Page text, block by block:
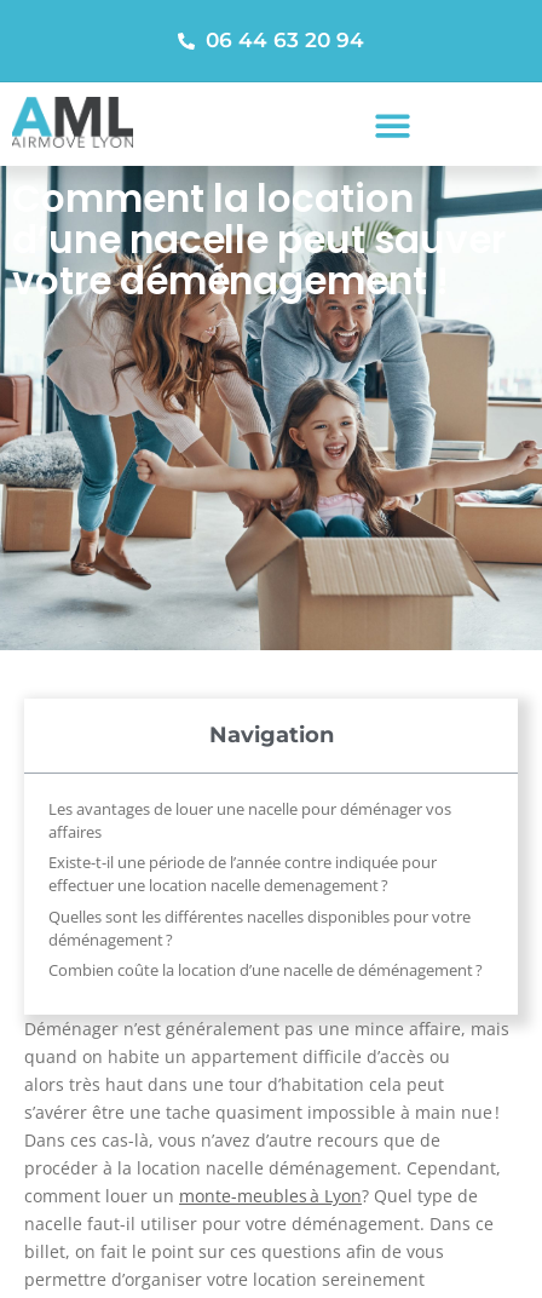
06 44 63 20 94
Comment la location
d’une nacelle peut sauver
votre déménagement !
Navigation
Les avantages de louer une nacelle pour déménager vos
affaires
Existe-t-il une période de l’année contre indiquée pour
effectuer une location nacelle demenagement ?
Quelles sont les différentes nacelles disponibles pour votre
déménagement ?
Combien coûte la location d’une nacelle de déménagement ?
Déménager n’est généralement pas une mince affaire, mais
quand on habite un appartement difficile d’accès ou
alors très haut dans une tour d’habitation cela peut
s’avérer être une tache quasiment impossible à main nue !
Dans ces cas-là, vous n’avez d’autre recours que de
procéder à la location nacelle déménagement. Cependant,
comment louer un monte-meubles à Lyon? Quel type de
nacelle faut-il utiliser pour votre déménagement. Dans ce
billet, on fait le point sur ces questions afin de vous
permettre d’organiser votre location sereinement